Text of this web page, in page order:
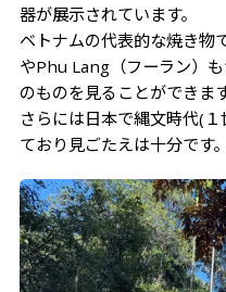
器が展示されています。
ベトナムの代表的な焼き物
やPhu Lang（フーラン）
のものを見ることができます
さらには日本で縄文時代(
ており見ごたえは十分です。